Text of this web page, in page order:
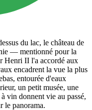
du lac, le château de
— mentionné pour la
Henri II l'a accordé aux
encadrent la vue la plus
entourée d'eaux
un petit musée, une
vin donnent vie au passé,
le panorama.